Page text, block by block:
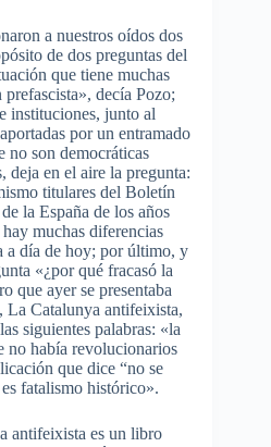
a nuestros oídos dos
de dos preguntas del
que tiene muchas
decía Pozo;
instituciones, junto al
por un entramado
no son democráticas
deja en el aire la pregunta:
titulares del Boletín
la España de los años
muchas diferencias
a día de hoy; por último, y
«¿por qué fracasó la
que ayer se presentaba
Catalunya antifeixista,
siguientes palabras: «la
no había revolucionarios
que dice “no se
fatalismo histórico».
antifeixista es un libro